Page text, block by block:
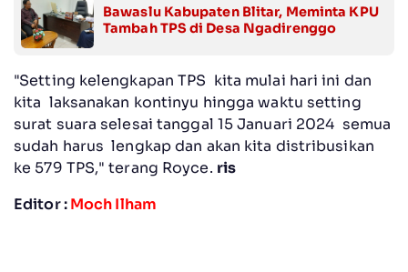
Bawaslu Kabupaten Blitar, Meminta KPU
Tambah TPS di Desa Ngadirenggo
"Setting kelengkapan TPS kita mulai hari ini dan
kita laksanakan kontinyu hingga waktu setting
surat suara selesai tanggal 15 Januari 2024 semua
sudah harus lengkap dan akan kita distribusikan
ke 579 TPS," terang Royce. ris
Editor :Moch Ilham